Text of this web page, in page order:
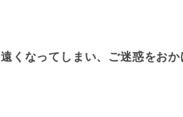
遠くなってしまい、ご迷惑をお